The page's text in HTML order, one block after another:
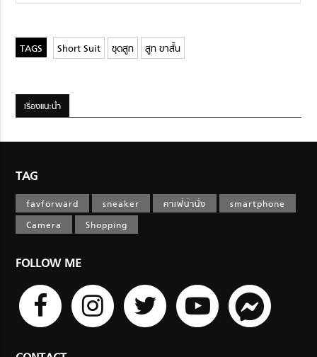
Short Suit ชุดสูท สูท ขาสั้น
เรื่องแนะนำ
TAG
favforward sneaker คาเฟ่น่านั่ง
smartphone
Camera
Shopping
FOLLOW ME